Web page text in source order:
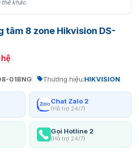
thể khác.
tâm 8 zone Hikvision DS-
01BNG Thương hiệu:HIKVISION
Chat Zalo 2
(Hỗ trợ 24/7)
Gọi Hotline 2
(Hỗ trợ 24/7)